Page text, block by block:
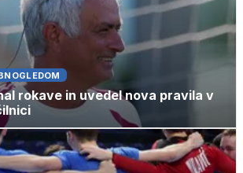
rokave in uvedel nova pravila v